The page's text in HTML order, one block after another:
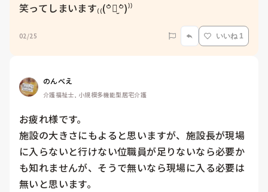
笑ってしまいます₍₍(꒪່౪̮꒪່)⁾⁾
02/25 いいね 1
のんべえ
介護福祉士, 小規模多機能型居宅介護
お疲れ様です。
施設の大きさにもよると思いますが、施設長が現場
に入らないと行けない位職員が足りないなら必要か
も知れませんが、そうで無いなら現場に入る必要は
無いと思います。